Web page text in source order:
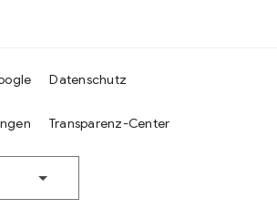
Datenschutz
Transparenz-Center